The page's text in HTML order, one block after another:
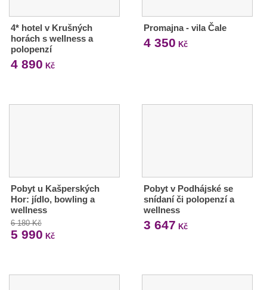
4* hotel v Krušných
horách s wellness a
polopenzí
4 890 Kč
Promajna - vila Čale
4 350 Kč
Pobyt u Kašperských
Hor: jídlo, bowling a
wellness
6 180 Kč
5 990 Kč
Pobyt v Podhájské se
snídaní či polopenzí a
wellness
3 647 Kč